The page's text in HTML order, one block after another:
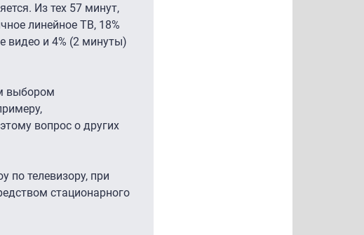
Из тех 57 минут,
линейное ТВ, 18%
видео и 4% (2 минуты)
выбором
вопрос о других
по телевизору, при
стационарного